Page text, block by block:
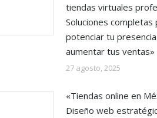
tiendas virtuales
Soluciones completas
potenciar tu
aumentar tus ventas»
27 agosto, 2025
«Tiendas online en
Diseño web